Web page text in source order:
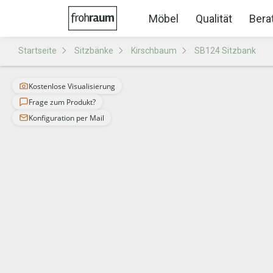
Möbel Qualität
Startseite Sitzbänke Kirschbaum SB124 Sitzbank
Kostenlose Visualisierung
Frage zum Produkt?
Konfiguration per Mail